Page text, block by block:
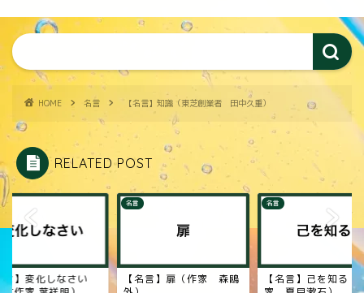
HOME 名言 【名言】知識（東芝創業者 田中久重）
RELATED POST
言】変化しなさい
名言
【名言】扉（作家 森鴎
名言
【名言】己を知る（